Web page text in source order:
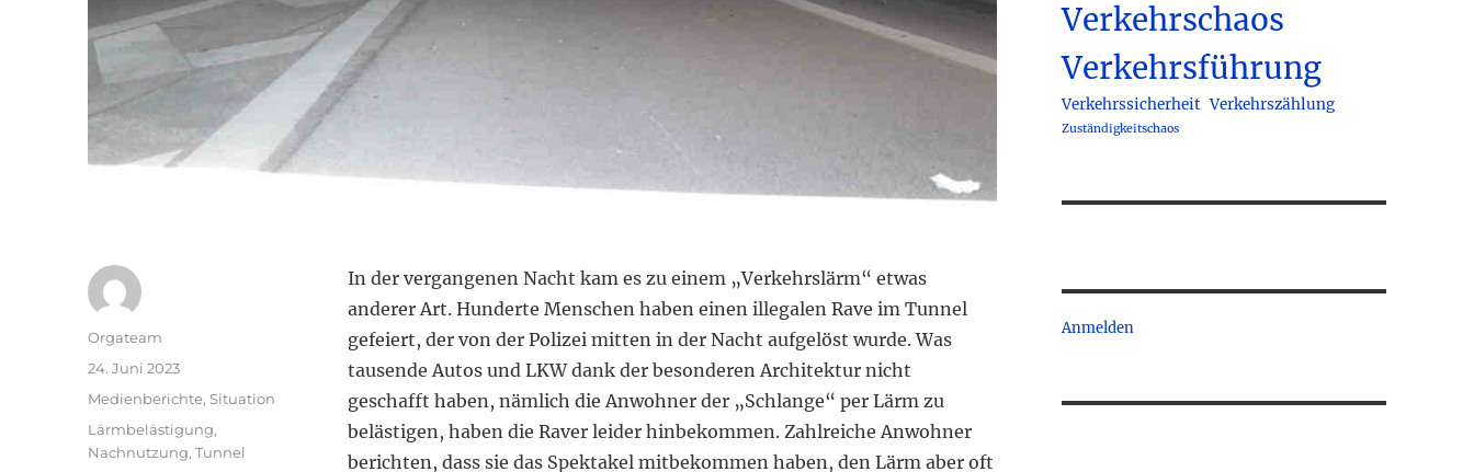
In der vergangenen Nacht kam es zu einem „Verkehrslärm“ etwas
anderer Art. Hunderte Menschen haben einen illegalen Rave im Tunnel
gefeiert, der von der Polizei mitten in der Nacht aufgelöst wurde. Was
tausende Autos und LKW dank der besonderen Architektur nicht
geschafft haben, nämlich die Anwohner der „Schlange“ per Lärm zu
belästigen, haben die Raver leider hinbekommen. Zahlreiche Anwohner
berichten, dass sie das Spektakel mitbekommen haben, den Lärm aber oft
Autor
Orgateam
Veröffentlicht
am
24. Juni 2023
Kategorien
Medienberichte, Situation
Schlagwörter
Lärmbelästigung,
Nachnutzung,Tunnel
Verkehrschaos
Verkehrsführung
Verkehrssicherheit Verkehrszählung
Zuständigkeitschaos
Anmelden